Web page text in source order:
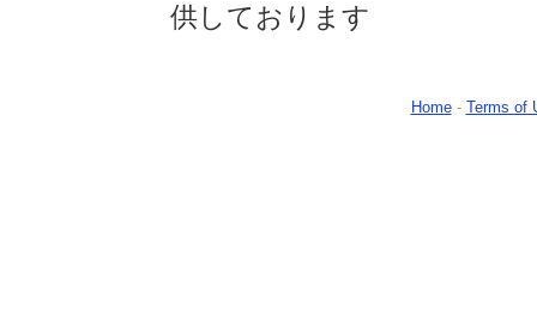
供しております
Home- Terms of